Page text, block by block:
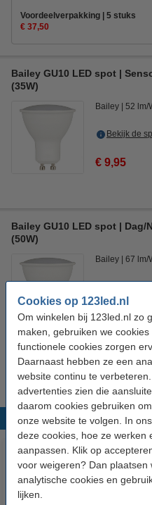
Cookies op 123led.nl
Om winkelen bij 123led.nl zo
maken, gebruiken we
functionele cookies zorgen
Daarnaast hebben ze een
website continu te
advertenties zien die
daarom cookies gebruiken
onze website te volgen. In ons
deze cookies, hoe ze werken
aanpassen. Klik op
voor weigeren? Dan plaatsen
analytische cookies en
lijken.
Voordeelverpakking | 5 stuks
€ 37,50
Bailey GU10 LED spot |
(35W)
Bailey 52 lm/
Bekijk de
€ 9,95
Bailey GU10 LED spot | Dag/
(50W)
Bailey 67 lm/
Direct
Morgen in
€ 7,95